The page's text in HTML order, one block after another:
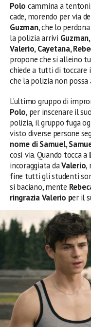
Polo cammina a
cade, morendo per via
Guzman, che lo
la polizia arrivi
Valerio, Cayetana,
propone che si alleino
chiede a tutti di toccare
che la polizia non possa
L’ultimo gruppo di
Polo, per inscenare il suo
polizia, il gruppo fuga
visto diverse persone
nome di Samuel,
così via. Quando tocca a
incoraggiata daValerio,
fine tutti gli studenti
si baciano, mente
ringrazia Valerio per il